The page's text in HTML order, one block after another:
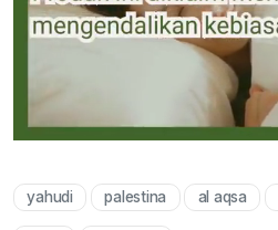
yahudi palestina al aqsa